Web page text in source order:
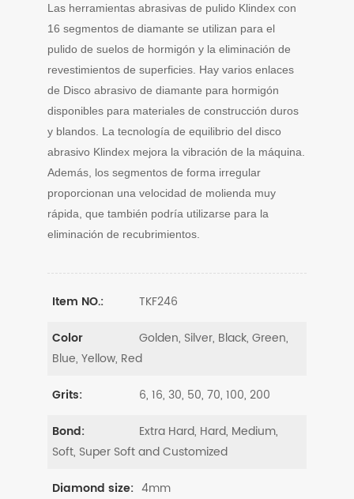
Las herramientas abrasivas de pulido Klindex con
16 segmentos de diamante se utilizan para el
pulido de suelos de hormigón y la eliminación de
revestimientos de superficies. Hay varios enlaces
de Disco abrasivo de diamante para hormigón
disponibles para materiales de construcción duros
y blandos. La tecnología de equilibrio del disco
abrasivo Klindex mejora la vibración de la máquina.
Además, los segmentos de forma irregular
proporcionan una velocidad de molienda muy
rápida, que también podría utilizarse para la
eliminación de recubrimientos.
Item NO.: TKF246
Color
Golden, Silver, Black, Green,
Blue, Yellow, Red
Grits: 6, 16, 30, 50, 70, 100, 200
Bond:
Extra Hard, Hard, Medium,
Soft, Super Soft and Customized
Diamond size: 4mm